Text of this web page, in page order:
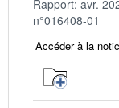
Rapport: avr.
n°016408-01
Accéder à la